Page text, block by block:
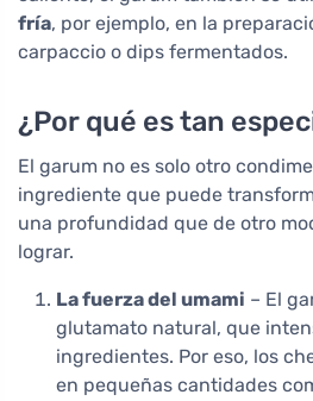
fría, por ejemplo, en la
carpaccio o dips fermentados.
¿Por qué es tan
El garum no es solo otro
ingrediente que puede
una profundidad que de otro
lograr.
La fuerza del umami – El
glutamato natural, que
ingredientes. Por eso, los
en pequeñas cantidades